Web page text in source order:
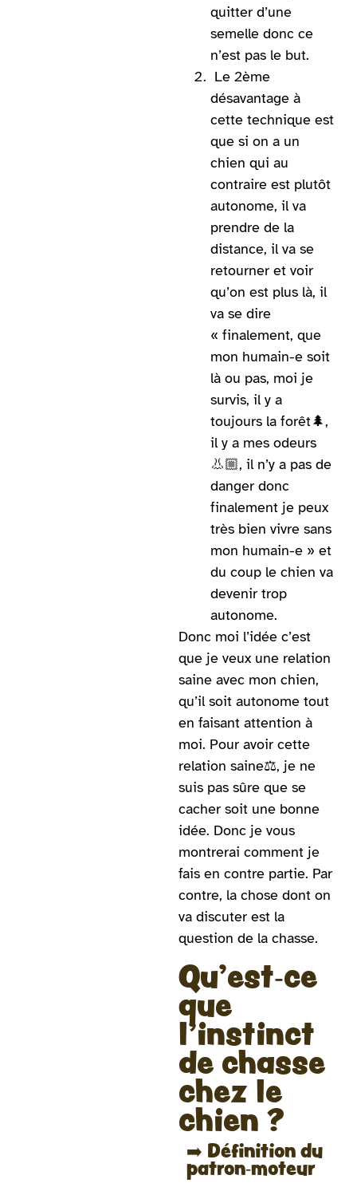
quitter d’une
semelle donc ce
n’est pas le but.
Le 2ème
désavantage à
cette technique est
que si on a un
chien qui au
contraire est plutôt
autonome, il va
prendre de la
distance, il va se
retourner et voir
qu’on est plus là, il
va se dire
« finalement, que
mon humain-e soit
là ou pas, moi je
survis, il y a
toujours la forêt🌲,
il y a mes odeurs
👃🏼, il n’y a pas de
danger donc
finalement je peux
très bien vivre sans
mon humain-e » et
du coup le chien va
devenir trop
autonome.
Donc moi l’idée c’est
que je veux une relation
saine avec mon chien,
qu’il soit autonome tout
en faisant attention à
moi. Pour avoir cette
relation saine⚖️, je ne
suis pas sûre que se
cacher soit une bonne
idée. Donc je vous
montrerai comment je
fais en contre partie. Par
contre, la chose dont on
va discuter est la
question de la chasse.
Qu'est-ce
que
l'instinct
de chasse
chez le
chien ?
➡️ Définition du
patron-moteur